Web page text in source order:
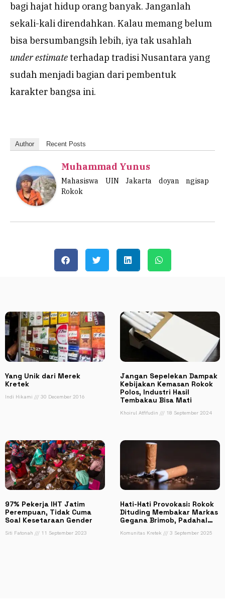
bagi hajat hidup orang banyak. Janganlah
sekali-kali direndahkan. Kalau memang belum
bisa bersumbangsih lebih, iya tak usahlah
under estimateterhadap tradisi Nusantara yang
sudah menjadi bagian dari pembentuk
karakter bangsa ini.
Author Recent Posts
Muhammad Yunus
Mahasiswa UIN Jakarta doyan ngisap
Rokok
Yang Unik dari Merek
Kretek
Indi Hikami 30 December 2016
Jangan Sepelekan Dampak
Kebijakan Kemasan Rokok
Polos, Industri Hasil
Tembakau Bisa Mati
Khoirul Atfifudin 18 September 2024
97% Pekerja IHT Jatim
Perempuan, Tidak Cuma
Soal Kesetaraan Gender
Siti Fatonah 11 September 2023
Hati-Hati Provokasi: Rokok
Dituding Membakar Markas
Gegana Brimob, Padahal…
Komunitas Kretek 3 September 2025